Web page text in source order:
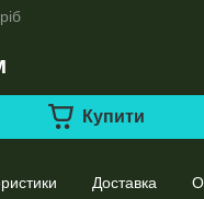
Купити
Доставка